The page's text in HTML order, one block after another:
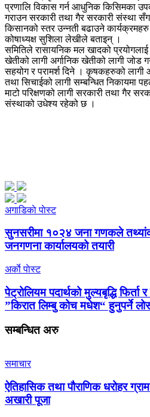
प्रणालि विकास गर्न आधुनिक किसिमका
गराउन सरकारी तथा गैर सरकारी संस्था
किसानको स्तर उन्नती बढाउने
कोषाध्यक्ष सुशिला लेखीले बताइन् ।
समितिले रासायनिक मल खादको प्रयोगलाई
खेतीको लागी अर्गानिक खेतीको लागी
सहयोग र परामर्श दिने । कृषकहरुको लागी
तथा सिचाईको लागी सम्बन्धित निकायमा
माटो परिक्षणको लागी सरकारी तथा गैर
संस्थाको उधेश्य रहेको छ ।
अगाडिकाे पाेस्ट
सुनसरीमा १०२४ जना गणकले
जनगणना कार्यालयको तयारी
अर्काे पाेस्ट
पेट्रोलियम पदार्थको मुल्यबृद्धि
”किरात लिम्बु कोच मधेश“ हुनुपर्ने
सम्बन्धितअरु
समाचार
ऐतिहासिक तथा पौराणिक धरोहर
अखारी पूजा